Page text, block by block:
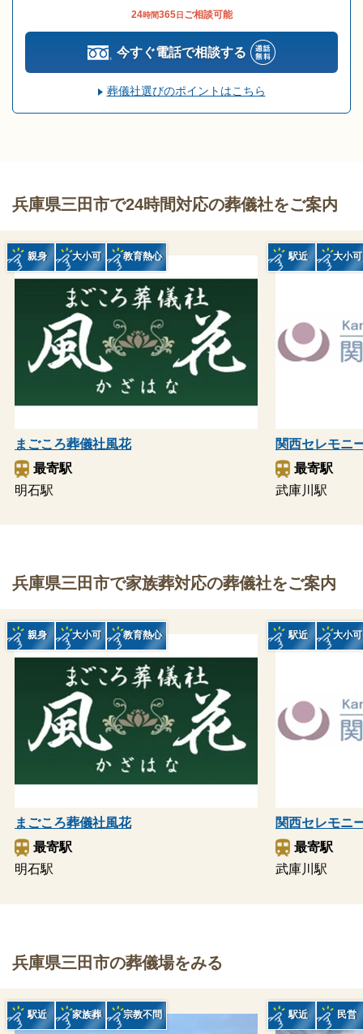
24時間365日 ご相談可能
今すぐ電話で相談する
葬儀社選びのポイントはこちら
兵庫県三田市で24時間対応の葬儀社をご案内
まごころ葬儀社風花
最寄駅
明石駅
親身 大小可 教育熱心
関西セレモニ
最寄駅
武庫川駅
駅近 大小可
兵庫県三田市で家族葬対応の葬儀社をご案内
まごころ葬儀社風花
最寄駅
明石駅
親身 大小可 教育熱心
関西セレモニ
最寄駅
武庫川駅
駅近 大小可
兵庫県三田市の葬儀場をみる
駅近 家族葬 宗教不問 駅近 民営